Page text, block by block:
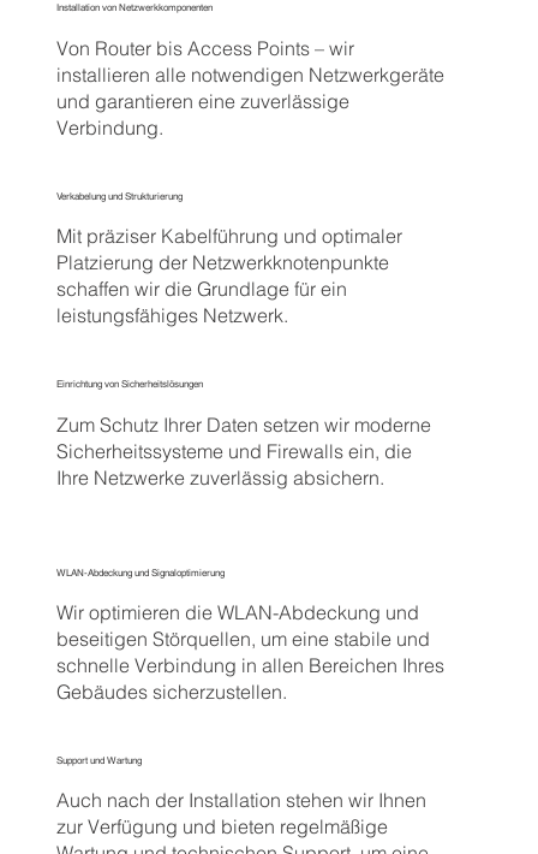
Installation von Netzwerkkomponenten
Von Router bis Access Points – wir
installieren alle notwendigen Netzwerkgeräte
und garantieren eine zuverlässige
Verbindung.
Verkabelung und Strukturierung
Mit präziser Kabelführung und optimaler
Platzierung der Netzwerkknotenpunkte
schaffen wir die Grundlage für ein
leistungsfähiges Netzwerk.
Einrichtung von Sicherheitslösungen
Zum Schutz Ihrer Daten setzen wir moderne
Sicherheitssysteme und Firewalls ein, die
Ihre Netzwerke zuverlässig absichern.
WLAN-Abdeckung und Signaloptimierung
Wir optimieren die WLAN-Abdeckung und
beseitigen Störquellen, um eine stabile und
schnelle Verbindung in allen Bereichen Ihres
Gebäudes sicherzustellen.
Support und Wartung
Auch nach der Installation stehen wir Ihnen
zur Verfügung und bieten regelmäßige